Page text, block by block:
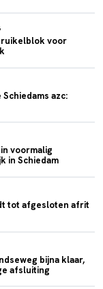
voor
azc:
voormalig
in Schiedam
tot afgesloten afrit
bijna klaar,
afsluiting